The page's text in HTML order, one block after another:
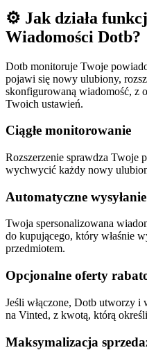
⚙️ Jak działa
Wiadomości Dotb?
Dotb monitoruje Twoje
pojawi się nowy ulubiony,
skonfigurowaną wiadomość, z
Twoich ustawień.
Ciągłe monitorowanie
Rozszerzenie sprawdza Twoje
wychwycić każdy nowy
Automatyczne
Twoja spersonalizowana
do kupującego, który właśnie
przedmiotem.
Opcjonalne oferty
Jeśli włączone, Dotb utworzy i
na Vinted, z kwotą, którą
Maksymalizacja